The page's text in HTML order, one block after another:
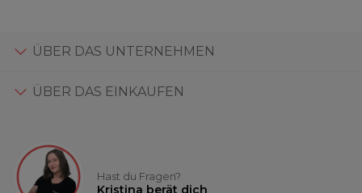
ÜBER DAS UNTERNEHMEN
ÜBER DAS EINKAUFEN
Hast du Fragen?
Kristina berät dich